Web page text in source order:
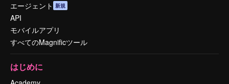
エージェント 新規
API
モバイルアプリ
すべてのMagnificツール
はじめに